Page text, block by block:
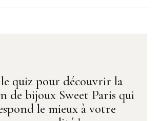
le quiz pour découvrir la
de bijoux Sweet Paris qui
le mieux à votre